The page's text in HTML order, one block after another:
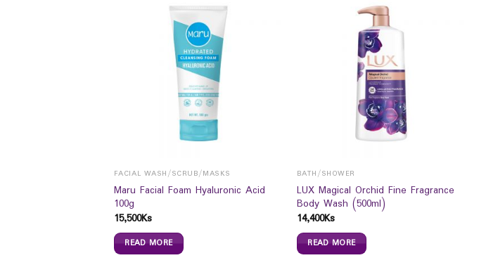
FACIAL WASH/SCRUB/MASKS
Maru Facial Foam Hyaluronic Acid
100g
15,500Ks
READ MORE
BATH/SHOWER
LUX Magical Orchid Fine Fragrance
Body Wash (500ml)
14,400Ks
READ MORE